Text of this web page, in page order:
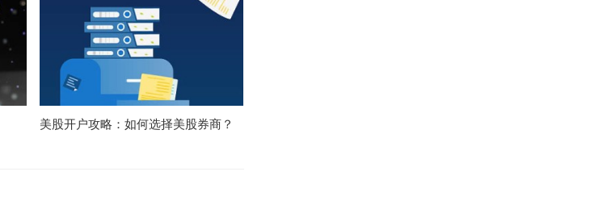
美股开户攻略：如何选择美股券商？